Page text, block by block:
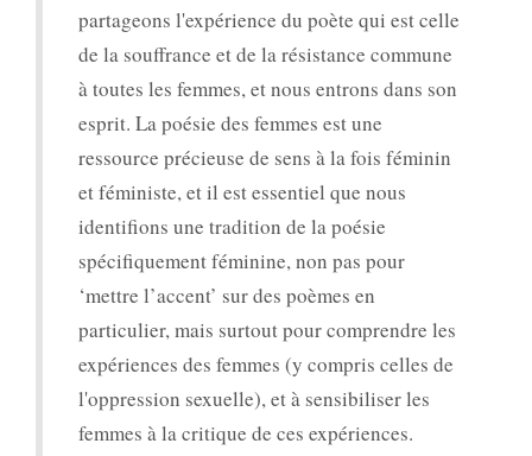
partageons l'expérience du poète qui est celle
de la souffrance et de la résistance commune
à toutes les femmes, et nous entrons dans son
esprit. La poésie des femmes est une
ressource précieuse de sens à la fois féminin
et féministe, et il est essentiel que nous
identifions une tradition de la poésie
spécifiquement féminine, non pas pour
‘mettre l’accent’ sur des poèmes en
particulier, mais surtout pour comprendre les
expériences des femmes (y compris celles de
l'oppression sexuelle), et à sensibiliser les
femmes à la critique de ces expériences.